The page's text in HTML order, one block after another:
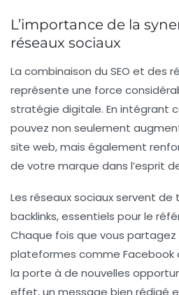
L’importance de la
réseaux sociaux
La combinaison du SEO et des
représente une force
stratégie digitale. En intégrant
pouvez non seulement
site web, mais également
de votre marque dans l’esprit
Les réseaux sociaux servent de
backlinks, essentiels pour le
Chaque fois que vous
plateformes comme Facebook
la porte à de nouvelles